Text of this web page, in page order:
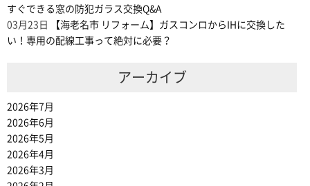
すぐできる窓の防犯ガラス交換Q&A
03月23日
【海老名市 リフォーム】ガスコンロからIHに交換した
い！専用の配線工事って絶対に必要？
アーカイブ
2026年7月
2026年6月
2026年5月
2026年4月
2026年3月